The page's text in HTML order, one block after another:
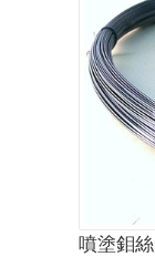
噴塗鉬絲